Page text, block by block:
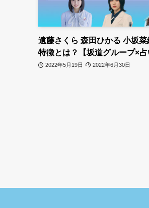
遠藤さくら 森田ひかる 小坂
特徴とは？【坂道グループ×占
2022年5月19日 2022年6月30日